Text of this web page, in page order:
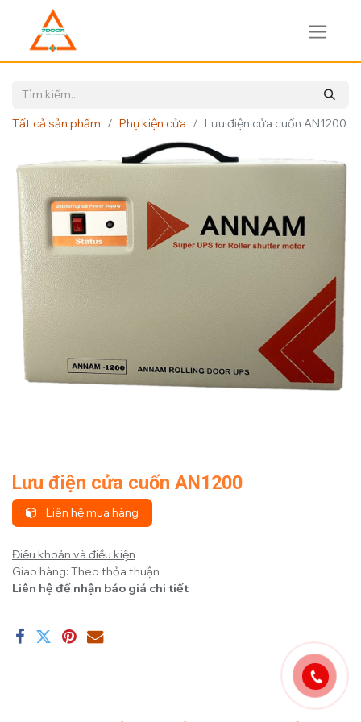
Tất cả sản phẩm Phụ kiện cửa Lưu điện cửa cuốn AN1200
Lưu điện cửa cuốn AN1200
Liên hệ mua hàng
Điều khoản và điều kiện
Giao hàng: Theo thỏa thuận
Liên hệ để nhận báo giá chi tiết